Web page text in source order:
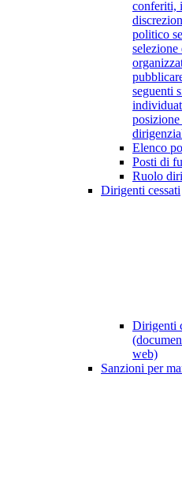
conferiti,
politico
seguenti
Elenco
Posti di
Ruolo
Dirigenti cessati
Dirigenti
web)
Sanzioni per